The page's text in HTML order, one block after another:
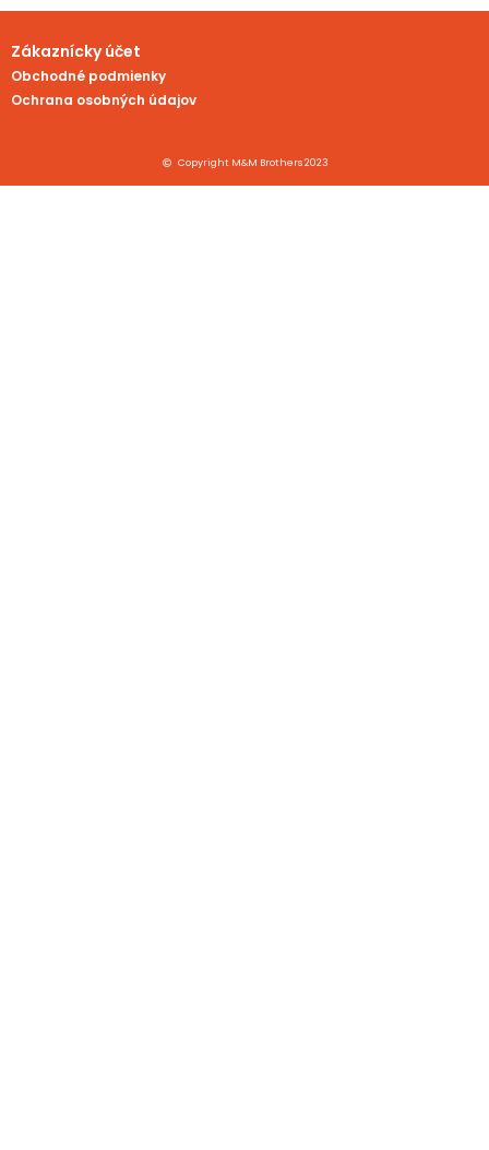
Zákaznícky účet
Obchodné podmienky
Ochrana osobných údajov
Copyright M&M Brothers 2023